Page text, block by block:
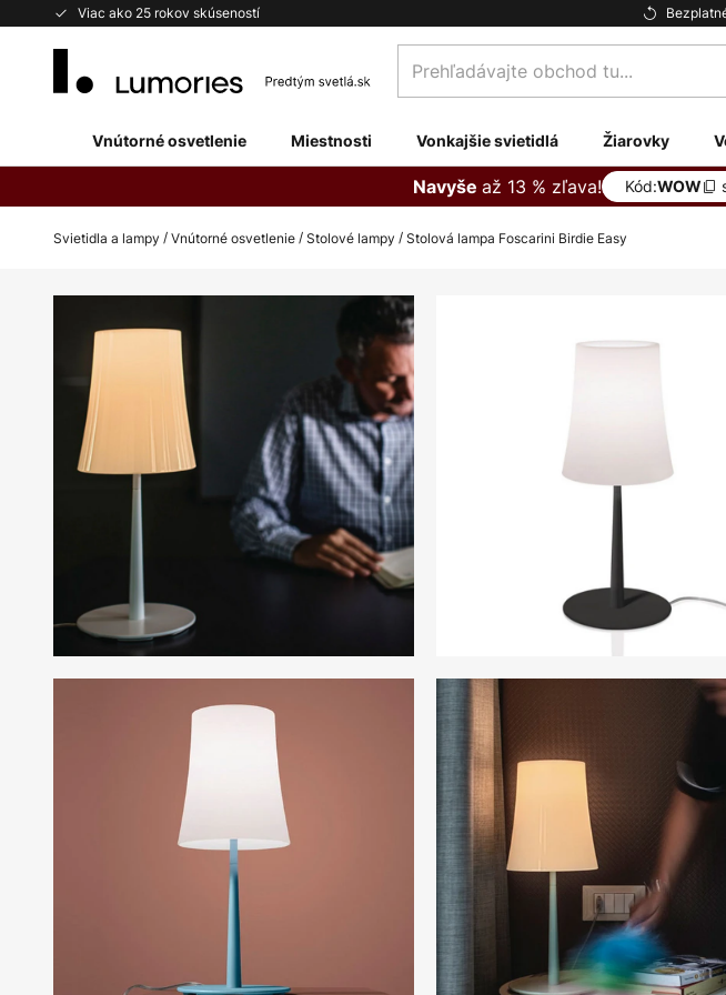
Viac ako 25 rokov skúseností
Skip
Prehľadávajte
obchod
Vnútorné osvetlenie Miestnosti Vonkajšie svietidlá Žiarovky
Navyše až 13 % zľava! Kód:WOW
Svietidla a lampy Vnútorné osvetlenie Stolové lampy Stolová lampa Foscarini Birdie Easy
koniec
galérie
obrázkov